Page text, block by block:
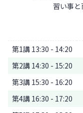
習い事と
第1講 13:30 - 14:20
第2講 14:30 - 15:20
第3講 15:30 - 16:20
第4講 16:30 - 17:20